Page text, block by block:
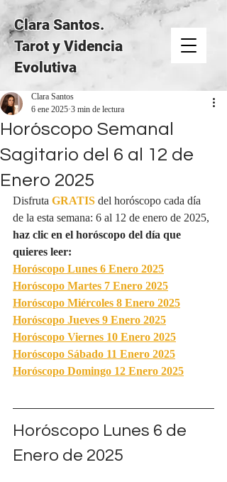
Clara Santos.
Tarot y Videncia
Evolutiva
Horóscopo Semanal
Sagitario del 6 al 12 de
Enero 2025
Clara Santos
6 ene 20253 min de lectura
Disfruta GRATISdel horóscopo cada día
de la esta semana: 6 al 12 de enero de 2025,
haz clic en el horóscopo del día que
quieres leer:
Horóscopo Lunes 6 Enero 2025
Horóscopo Martes 7 Enero 2025
Horóscopo Miércoles 8 Enero 2025
Horóscopo Jueves 9 Enero 2025
Horóscopo Viernes 10 Enero 2025
Horóscopo Sábado 11 Enero 2025
Horóscopo Domingo 12 Enero 2025
Horóscopo Lunes 6 de
Enero de 2025